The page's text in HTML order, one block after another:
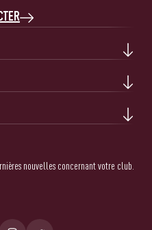
nouvelles concernant votre club.